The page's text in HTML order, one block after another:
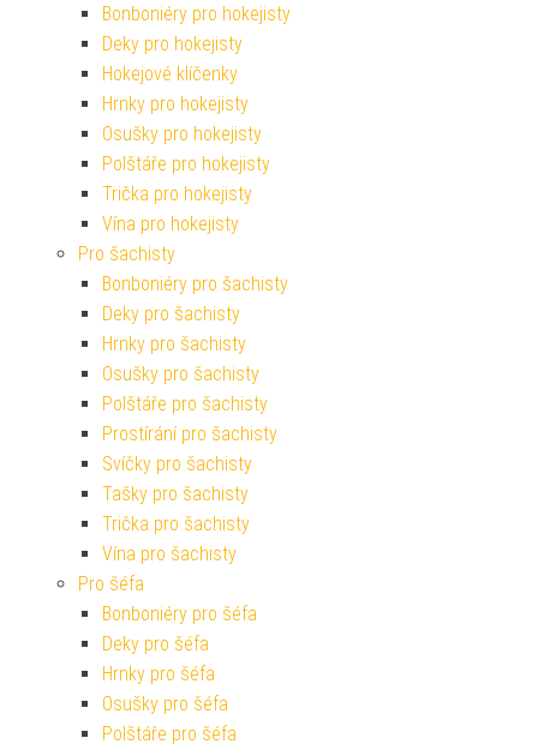
Bonboniéry pro hokejisty
Deky pro hokejisty
Hokejové klíčenky
Hrnky pro hokejisty
Osušky pro hokejisty
Polštáře pro hokejisty
Trička pro hokejisty
Vína pro hokejisty
Pro šachisty
Bonboniéry pro šachisty
Deky pro šachisty
Hrnky pro šachisty
Osušky pro šachisty
Polštáře pro šachisty
Prostírání pro šachisty
Svíčky pro šachisty
Tašky pro šachisty
Trička pro šachisty
Vína pro šachisty
Pro šéfa
Bonboniéry pro šéfa
Deky pro šéfa
Hrnky pro šéfa
Osušky pro šéfa
Polštáře pro šéfa